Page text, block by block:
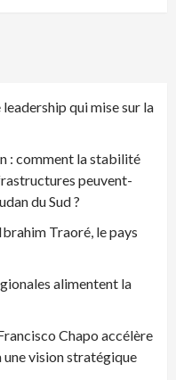
leadership qui mise sur la
: comment la stabilité
peuvent-
du Sud ?
Traoré, le pays
alimentent la
Chapo accélère
vision stratégique